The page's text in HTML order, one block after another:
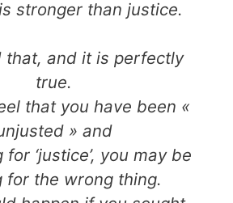
stronger than justice.
that, and it is perfectly
true.
that you have been «
» and
‘justice’, you may be
for the wrong thing.